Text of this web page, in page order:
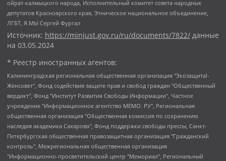
ойрат-калмыцкого народа, Исполнительный комитет совета народных
депутатов Красноярского края, Этническое национальное объединение,
ЛГБТ, Я.МЫ Сергей Фургал
Источник: https://minjust.gov.ru/ru/documents/7822/ данные
на 03.05.2024
* Реестр иностранных агентов:
Калининградская региональная общественная организация "Экозащита!-Женсовет", Фонд содействия защите прав и свобод граждан "Общественный вердикт", Фонд "Институт Развития Свободы Информации", Частное учреждение "Информационное агентство МЕМО. РУ", Региональная общественная организация "Общественная комиссия по сохранению наследия академика Сахарова", Фонд поддержки свободы прессы, Санкт-Петербургская общественная правозащитная организация "Гражданский контроль", Межрегиональная общественная организация "Информационно-просветительский центр "Мемориал", Региональный Фонд "Центр Защиты Прав Средств Массовой Информации", с 05.12.2023 Фонд "Центр Защиты Прав Средств массовой информации", Региональная общественная благотворительная организация помощи беженцам и мигрантам "Гражданское содействие", Негосударственное образовательное учреждение дополнительного профессионального образования (повышение квалификации) специалистов "АКАДЕМИЯ ПО ПРАВАМ ЧЕЛОВЕКА", Свердловская региональная общественная организация "Сутяжник", Автономная некоммерческая организация "Центр независимых социологических исследований", Союз общественных объединений "Российский исследовательский центр по правам человека", Региональное общественное учреждение научно-информационный центр "МЕМОРИАЛ", Некоммерческая организация "Фонд защиты гласности", Автономная некоммерческая организация "Институт прав человека", Городская общественная организация "Екатеринбургское общество "МЕМОРИАЛ", Городская общественная организация "Рязанское историко-просветительское и правозащитное общество "Мемориал" (Рязанский Мемориал), Челябинский региональный орган общественной самодеятельности – женское общественное объединение "Женщины Евразии", Челябинский региональный орган общественной самодеятельности "Уральская правозащитная группа", Фонд содействия защите здоровья и социальной справедливости имени Андрея Рылькова, Автономная Некоммерческая Организация "Аналитический Центр Юрия Левады", Автономная некоммерческая организация социальной поддержки населения "Проект Апрель", Региональная общественная организация помощи женщинам и детям, находящимся в кризисной ситуации "Информационно-методический центр "Анна", Фонд содействия развитию массовых коммуникаций и правовому просвещению "Так-так-Так", Фонд содействия устойчивому развитию "Серебряная тайга", Свердловский региональный общественный фонд социальных проектов "Новое время", "Idel.Реалии", Кавказ.Реалии, Крым.Реалии, Телеканал Настоящее Время, Татаро-башкирская служба Радио Свобода (Azatliq Radiosi), Радио Свободная Европа/Радио Свобода (PCE/PC), "Сибирь.Реалии", "Фактограф", Благотворительный фонд помощи осужденным и их семьям, Автономная некоммерческая организация "Институт глобализации и социальных движений", Фонд "В защиту прав заключенных", Частное учреждение "Центр поддержки и содействия развитию средств массовой информации", Пензенский региональный общественный благотворительный фонд "Гражданский союз", "Север.Реалии", Некоммерческая организация Фонд "Правовая инициатива", Общество с ограниченной ответственностью "Радио Свободная Европа/Радио Свобода", Чешское информационное агентство "MEDIUM-ORIENT", Красноярская региональная общественная организация "Мы против СПИДа", Камалягин Денис Николаевич, Маркелов Сергей Евгеньевич, Пономарев Лев Александрович, Савицкая Людмила Алексеевна, Автономная некоммерческая организация "Центр по работе с проблемой насилия "НАСИЛИЮ.НЕТ", Межрегиональный профессиональный союз работников здравоохранения "Альянс врачей", Юридическое лицо, зарегистрированное в Латвийской Республике, SIA "Medusa Project" (регистрационный номер 40103797863, дата регистрации 10.06.2014), Некоммерческая организация "Фонд по борьбе с коррупцией", Автономная некоммерческая организация "Институт права и публичной политики", Баданин Роман Сергеевич, Гликин Максим Александрович, Железнова Мария Михайловна, Лукьянова Юлия Сергеевна, Маетная Елизавета Витальевна, Маняхин Петр Борисович, Чуракова Ольга Владимировна, Ярош Юлия Петровна, Юридическое лицо "The Insider SIA", зарегистрированное в Риге, Латвийская Республика (дата регистрации 26.06.2015), являющееся администратором доменного имени интернет-издания "The Insider SIA", https://theins.ru, Постернак Алексей Евгеньевич, Рубин Михаил Аркадьевич, Анин Роман Александрович, Юридическое лицо Istories fonds, зарегистрированное в Латвийской Республике (регистрационный номер 50008295751, дата регистрации 24.02.2020), Великовский Дмитрий Александрович, Долинина Ирина Николаевна, Мароховская Алеся Алексеевна, Шлейнов Роман Юрьевич, Шмагун Олеся Валентиновна, Общество с ограниченной ответственностью "Альтаир 2021", Общество с ограниченной ответственностью "Вега 2021", Общество с ограниченной ответственностью "Главный редактор 2021", Общество с ограниченной ответственностью "Ромашки монолит", Важенков Артем Валерьевич, Ивановская областная общественная организация "Центр гендерных исследований", Гурман Юрий Альбертович, Медиапроект "ОВД-Инфо", Егоров Владимир Владимирович, Жилинский Владимир Александрович, Общество с ограниченной ответственностью "ЗП", Иванова София Юрьевна, Карезина Инна Павловна, Кильтау Екатерина Викторовна, Петров Алексей Викторович, Пискунов Сергей Евгеньевич, Смирнов Сергей Сергеевич, Тихонов Михаил Сергеевич, Общество с ограниченной ответственностью "ЖУРНАЛИСТ-ИНОСТРАННЫЙ АГЕНТ", Арапова Галина Юрьевна, Вольтская Татьяна Анатольевна, Американская компания "Mason G.E.S. Anonymous Foundation" (США), являющаяся владельцем интернет-издания https://mnews.world/, Компания "Stichting Bellingcat", зарегистрированная в Нидерландах (дата регистрации 11.07.2018), Захаров Андрей Вячеславович, Клепиковская Екатерина Дмитриевна, Общество с ограниченной ответственностью "МЕМО", Перл Роман Александрович, Симонов Евгений Алексеевич, Соловьева Елена Анатольевна, Сотников Даниил Владимирович, Сурначева Елизавета Дмитриевна, Автономная некоммерческая организация по защите прав человека и информированию населения "Якутия – Наше Мнение", Общество с ограниченной ответственностью "Москоу диджитал медиа", с 26.01.2023 Общество с ограниченной ответственностью "Чайка Белые сады", Ветошкина Валерия Валерьевна, Заговора Максим Александрович, Межрегиональное общественное движение "Российская ЛГБТ - сеть", Оленичев Максим Владимирович, Павлов Иван Юрьевич, Скворцова Елена Сергеевна, Общество с ограниченной ответственностью "Как бы инагент", Кочетков Игорь Викторович, Общество с ограниченной ответственностью "Честные выборы", Еланчик Олег Александрович, Общество с ограниченной ответственностью "Нобелевский призыв", Гималова Регина Эмилевна, Григорьев Андрей Валерьевич, Григорьева Алина Александровна, Ассоциация по содействию защите прав призывников, альтернативнослужащих и военнослужащих "Правозащитная группа "Гражданин.Армия.Право", Хисамова Регина Фаритовна, Автономная некоммерческая организация по реализации социально-правовых программ "Лилит", Дальневосточное общественное движение "Маяк", Санкт-Петербургская ЛГБТ-инициативная группа "Выход", Инициативная группа ЛГБТ+ "Реверс", Алексеев Андрей Викторович, Бекбулатова Таисия Львовна, Беляев Иван Михайлович, Владыкина Елена Сергеевна, Гельман Марат Александрович, Никульшина Вероника Юрьевна, Толоконникова Надежда Андреевна, Шендерович Виктор Анатольевич, Общество с ограниченной ответственностью "Данное сообщение", Общество с ограниченной ответственностью Издательский дом "Новая глава", Айнбиндер Александра Александровна, Московский комьюнити-центр для ЛГБТ+инициатив, Благотворительный фонд развития филантропии, Deutsche Welle (Германия, Kurt-Schumacher-Strasse 3, 53113 Bonn), Борзунова Мария Михайловна, Воробьев Виктор Викторович, Голубева Анна Львовна, Константинова Алла Михайловна, Малкова Ирина Владимировна, Мурадов Мурад Абдулгалимович, Осетинская Елизавета Николаевна, Понасенков Евгений Николаевич, Ганапольский Матвей Юрьевич, Киселев Евгений Алексеевич, Борухович Ирина Григорьевна, Дремин Иван Тимофеевич, Дубровский Дмитрий Викторович, Красноярская региональная общественная организация поддержки и развития альтернативных образовательных технологий и межкультурных коммуникаций "ИНТЕРРА", Маяковская Екатерина Алексеевна, Фейгин Марк Захарович, Филимонов Андрей Викторович, Дзугкоева Регина Николаевна, Доброхотов Роман Александрович, Дудь Юрий Александрович, Елкин Сергей Владимирович, Кругликов Кирилл Игоревич, Сабунаева Мария Леонидовна, Семенов Алексей Владимирович, Шаинян Карен Багратович, Шульман Екатерина Михайловна, Асафьев Артур Валерьевич, Вахштайн Виктор Семенович, Венедиктов Алексей Алексеевич, Лушникова Екатерина Евгеньевна, Волков Леонид Михайлович, Невзоров Александр Глебович, Пархоменко Сергей Борисович, Сироткин Ярослав Николаевич, Кара-Мурза Владимир Владимирович, Баранова Наталья Владимировна, Гозман Леонид Яковлевич, Кагарлицкий Борис Юльевич, Климарев Михаил Валерьевич, Милов Владимир Станиславович, Автономная некоммерческая организация Краснодарский центр современного искусства "Типография", Моргенштерн Алишер Тагирович, Соболь Любовь Эдуардовна, Общество с ограниченной ответственностью "ЛИЗА НОРМ", Каспаров Гарри Кимович, Ходорковский Михаил Борисович, Общество с ограниченной ответственностью "Апрельские тезисы", Данилович Ирина Брониславовна, Кашин Олег Владимирович, Петров Николай Владимирович, Пивоваров Алексей Владимирович, Соколов Михаил Владимирович, Цветкова Юлия Владимировна, Чичваркин Евгений Александрович, Комитет против пыток/Команда против пыток, Общество с ограниченной ответственностью "Первый научный", Общество с ограниченной ответственностью "Вертолет и ко", Белоцерковская Вероника Борисовна, Кац Максим Евгеньевич, Лазарева Татьяна Юрьевна, Шаведдинов Руслан Табризович, Яшин Илья Валерьевич, Общество с ограниченной ответственностью "Иноагент ААВ", Алешковский Дмитрий Петрович, Альбац Евгения Марковна, Быков Дмитрий Львович, Галямина Юлия Евгеньевна, Лойко Сергей Леонидович, Мартынов Кирилл Константинович, Медведев Сергей Александрович, Крашенинников Федор Геннадиевич, Гордеева Катерина Вл